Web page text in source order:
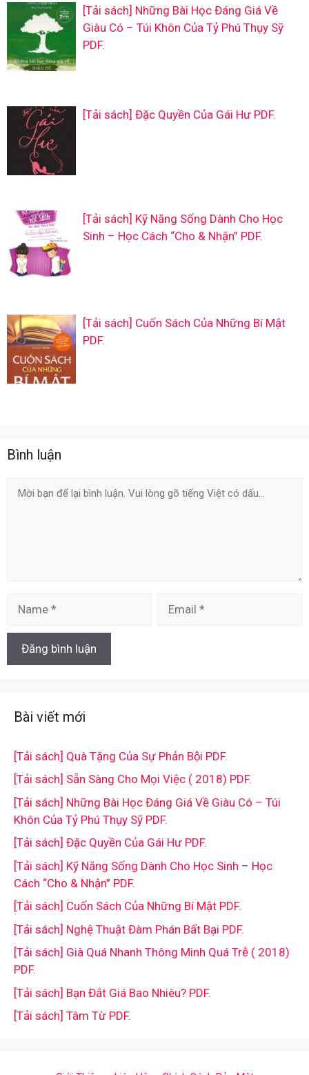
[Tải sách] Những Bài Học Đáng Giá Về
Giàu Có – Túi Khôn Của Tỷ Phú Thụy Sỹ
PDF.
[Tải sách] Đặc Quyền Của Gái Hư PDF.
[Tải sách] Kỹ Năng Sống Dành Cho Học
Sinh – Học Cách “Cho & Nhận” PDF.
[Tải sách] Cuốn Sách Của Những Bí Mật
PDF.
Bình luận
Comment
Bài viết mới
[Tải sách] Quà Tặng Của Sự Phản Bội PDF.
[Tải sách] Sẵn Sàng Cho Mọi Việc ( 2018) PDF.
[Tải sách] Những Bài Học Đáng Giá Về Giàu Có – Túi
Khôn Của Tỷ Phú Thụy Sỹ PDF.
[Tải sách] Đặc Quyền Của Gái Hư PDF.
[Tải sách] Kỹ Năng Sống Dành Cho Học Sinh – Học
Cách “Cho & Nhận” PDF.
[Tải sách] Cuốn Sách Của Những Bí Mật PDF.
[Tải sách] Nghệ Thuật Đàm Phán Bất Bại PDF.
[Tải sách] Già Quá Nhanh Thông Minh Quá Trễ ( 2018)
PDF.
[Tải sách] Bạn Đắt Giá Bao Nhiêu? PDF.
[Tải sách] Tâm Từ PDF.